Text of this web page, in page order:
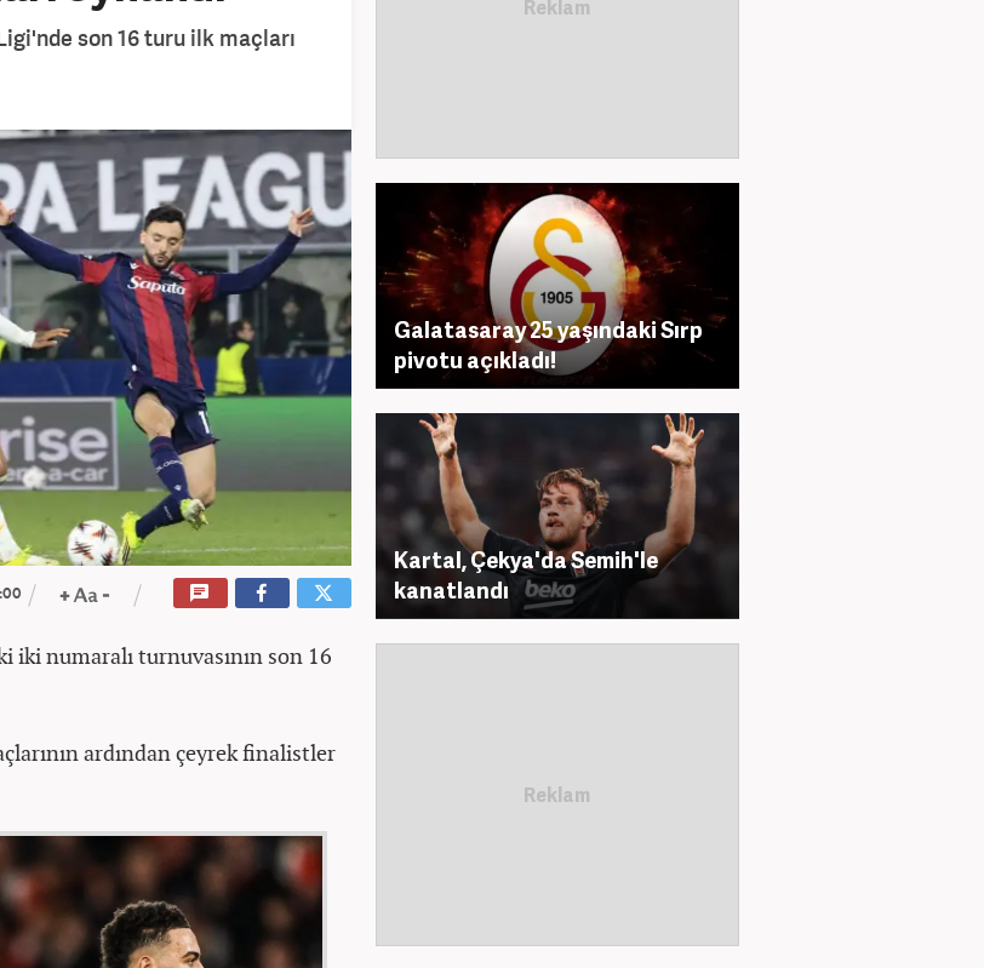
son 16 turu ilk maçları
numaralı turnuvasının son 16
ardından çeyrek finalistler
Galatasaray 25 yaşındaki Sırp
pivotu açıkladı!
Kartal, Çekya'da Semih'le
kanatlandı